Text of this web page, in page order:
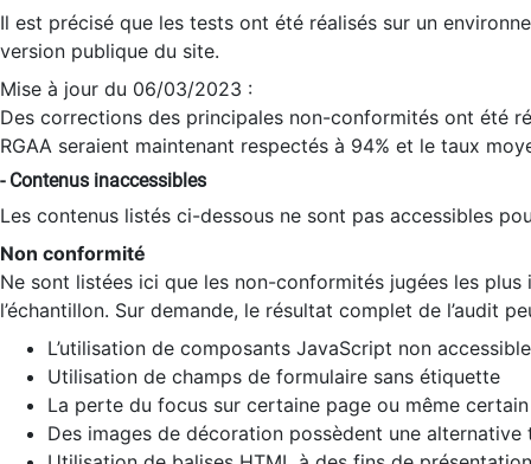
Il est précisé que les tests ont été réalisés sur un
version publique du site.
Mise à jour du 06/03/2023 :
Des corrections des principales non-conformités ont été
RGAA seraient maintenant respectés à 94% et le taux
- Contenus inaccessibles
Les contenus listés ci-dessous ne sont pas accessibles
Non conformité
Ne sont listées ici que les non-conformités jugées les
l’échantillon. Sur demande, le résultat complet de l’audit
L’utilisation de composants JavaScript non
Utilisation de champs de formulaire sans étiquette
La perte du focus sur certaine page ou même
Des images de décoration possèdent une alternative